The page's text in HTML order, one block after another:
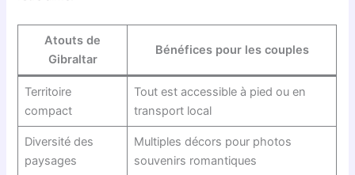
Atouts de
Gibraltar
Bénéfices pour les couples
Territoire
compact
Tout est accessible à pied ou en
transport local
Diversité des
paysages
Multiples décors pour photos
souvenirs romantiques